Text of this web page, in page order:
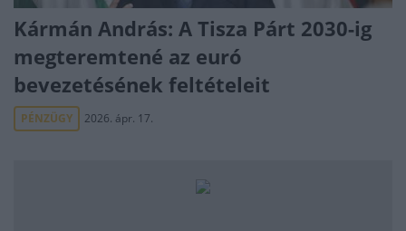
Kármán András: A Tisza Párt 2030-ig
megteremtené az euró
bevezetésének feltételeit
PÉNZÜGY 2026. ápr. 17.